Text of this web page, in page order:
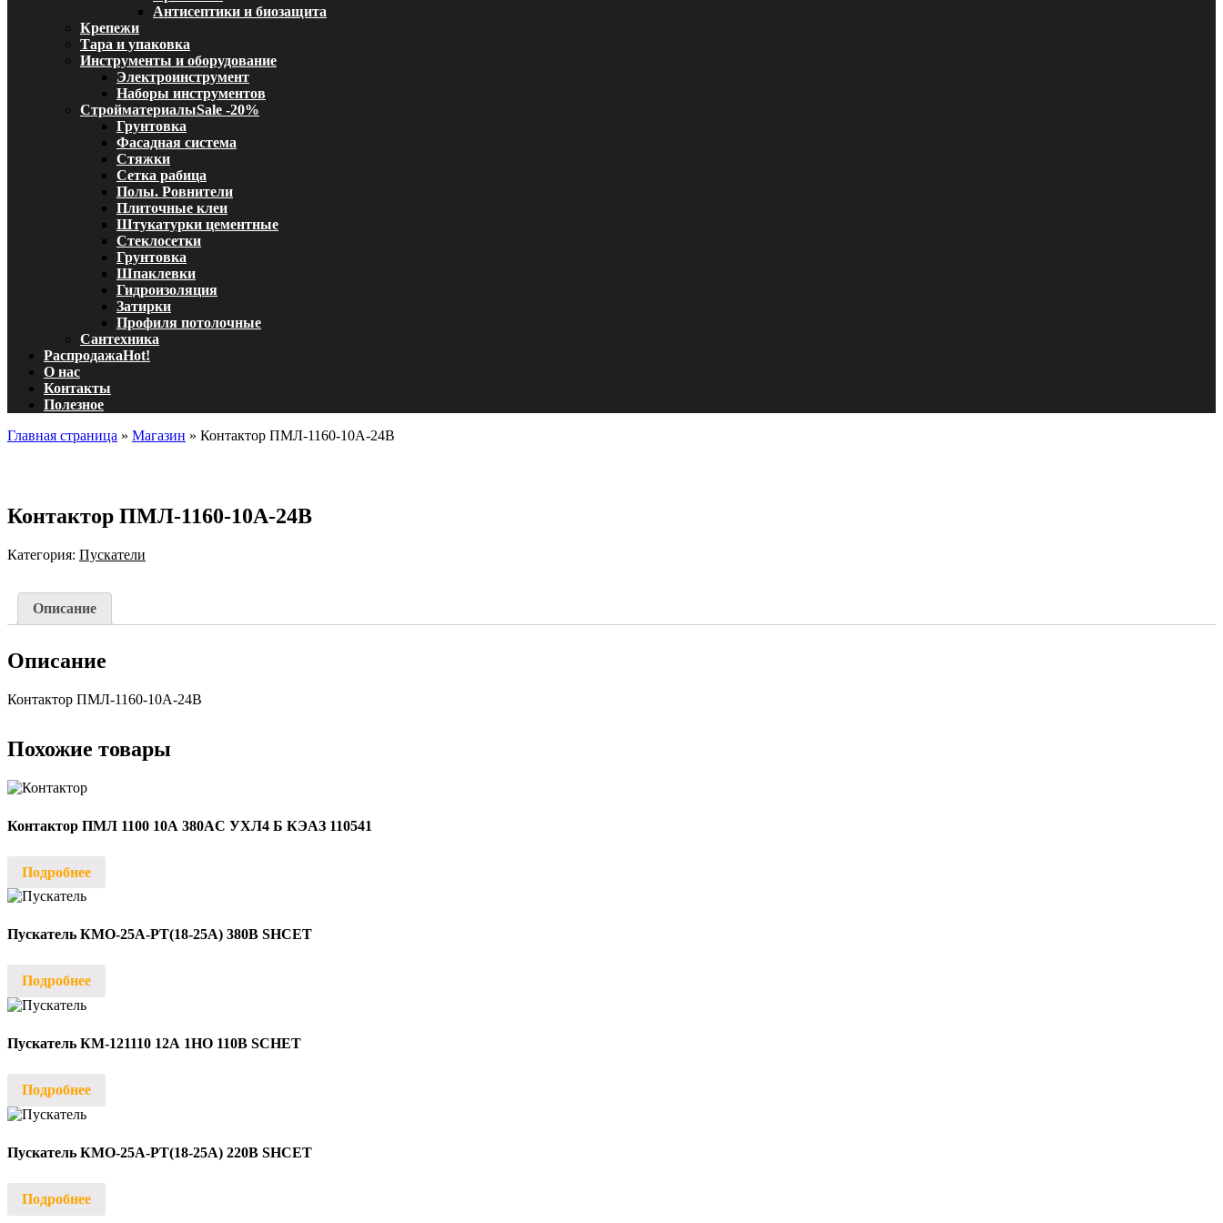
Антисептики и биозащита
Крепежи
Тара и упаковка
Инструменты и оборудование
Электроинструмент
Наборы инструментов
СтройматериалыSale -20%
Грунтовка
Фасадная система
Стяжки
Сетка рабица
Полы. Ровнители
Плиточные клеи
Штукатурки цементные
Стеклосетки
Грунтовка
Шпаклевки
Гидроизоляция
Затирки
Профиля потолочные
Сантехника
РаспродажаHot!
О нас
Контакты
Полезное
Главная страница » Магазин » Контактор ПМЛ-1160-10А-24В
Контактор ПМЛ-1160-10А-24В
Категория: Пускатели
Описание
Описание
Контактор ПМЛ-1160-10А-24В
Похожие товары
Контактор ПМЛ 1100 10А 380AC УХЛ4 Б КЭАЗ 110541
Подробнее
Пускатель КМО-25А-РТ(18-25А) 380В SHCET
Подробнее
Пускатель КМ-121110 12А 1НО 110В SCHET
Подробнее
Пускатель КМО-25А-РТ(18-25А) 220В SHCET
Подробнее